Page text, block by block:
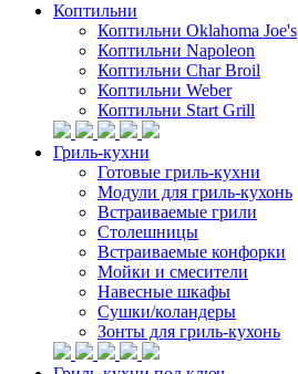
Коптильни
Коптильни Oklahoma Joe's
Коптильни Napoleon
Коптильни Char Broil
Коптильни Weber
Коптильни Start Grill
Гриль-кухни
Готовые гриль-кухни
Модули для гриль-кухонь
Встраиваемые грили
Столешницы
Встраиваемые конфорки
Мойки и смесители
Навесные шкафы
Сушки/коландеры
Зонты для гриль-кухонь